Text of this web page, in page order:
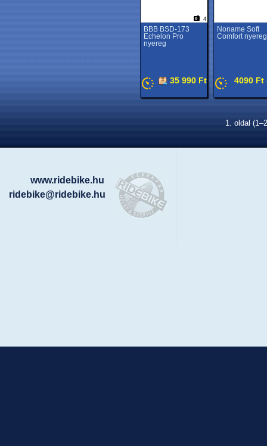
4
BBB BSD-173
Echelon Pro
nyereg
35 990 Ft
Noname Soft
Comfort nyereg
4090 Ft
1. oldal
www.ridebike.hu
ridebike@ridebike.hu